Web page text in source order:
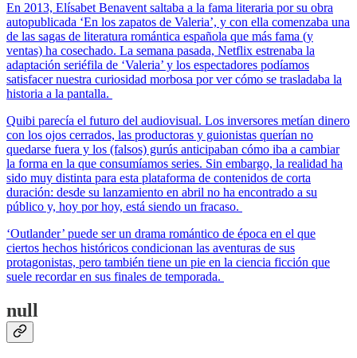
En 2013, Elísabet Benavent saltaba a la fama literaria por su obra
autopublicada ‘En los zapatos de Valeria’, y con ella comenzaba una
de las sagas de literatura romántica española que más fama (y
ventas) ha cosechado. La semana pasada, Netflix estrenaba la
adaptación seriéfila de ‘Valeria’ y los espectadores podíamos
satisfacer nuestra curiosidad morbosa por ver cómo se trasladaba la
historia a la pantalla.
Quibi parecía el futuro del audiovisual. Los inversores metían dinero
con los ojos cerrados, las productoras y guionistas querían no
quedarse fuera y los (falsos) gurús anticipaban cómo iba a cambiar
la forma en la que consumíamos series. Sin embargo, la realidad ha
sido muy distinta para esta plataforma de contenidos de corta
duración: desde su lanzamiento en abril no ha encontrado a su
público y, hoy por hoy, está siendo un fracaso.
‘Outlander’ puede ser un drama romántico de época en el que
ciertos hechos históricos condicionan las aventuras de sus
protagonistas, pero también tiene un pie en la ciencia ficción que
suele recordar en sus finales de temporada.
null